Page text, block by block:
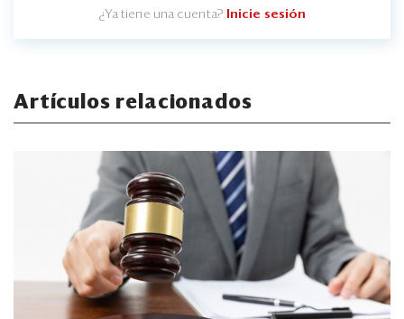
¿Ya tiene una cuenta? Inicie sesión
Artículos relacionados